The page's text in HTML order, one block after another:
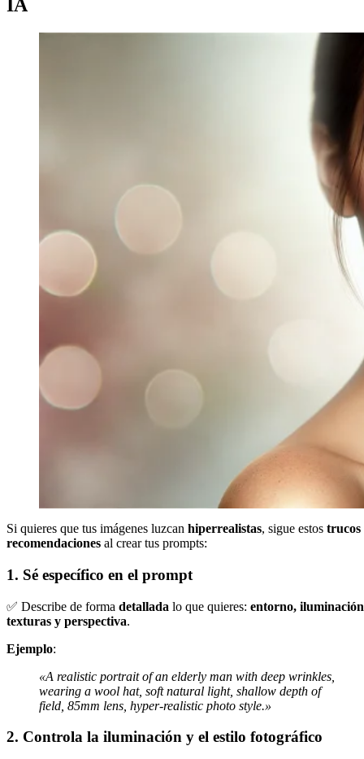
IA
Si quieres que tus imágenes luzcan hiperrealistas, sigue estos trucos
recomendaciones al crear tus prompts:
1. Sé específico en el prompt
✅ Describe de forma detallada lo que quieres: entorno,
texturas y perspectiva.
Ejemplo:
«A realistic portrait of an elderly man with deep wrinkles,
wearing a wool hat, soft natural light, shallow depth of
field, 85mm lens, hyper-realistic photo style.»
2. Controla la iluminación y el estilo fotográfico